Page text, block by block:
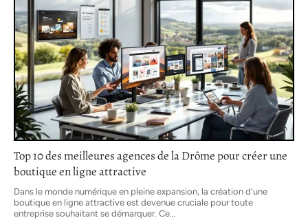
Top 10 des meilleures agences de la Drôme pour créer une
boutique en ligne attractive
Dans le monde numérique en pleine expansion, la création d'une
boutique en ligne attractive est devenue cruciale pour toute
entreprise souhaitant se démarquer. Ce…